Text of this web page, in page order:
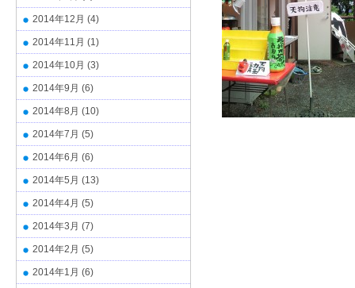
2014年12月 (4)
2014年11月 (1)
2014年10月 (3)
2014年9月 (6)
2014年8月 (10)
2014年7月 (5)
2014年6月 (6)
2014年5月 (13)
2014年4月 (5)
2014年3月 (7)
2014年2月 (5)
2014年1月 (6)